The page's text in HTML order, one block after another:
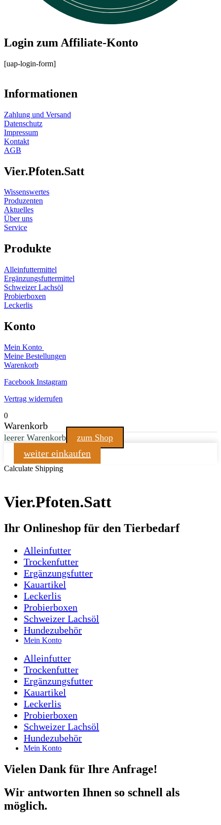
Login zum Affiliate-Konto
[uap-login-form]
Informationen
Zahlung und Versand
Datenschutz
Impressum
Kontakt
AGB
Vier.Pfoten.Satt
Wissenswertes
Produzenten
Aktuelles
Über uns
Service
Produkte
Alleinfuttermittel
Ergänzungsfuttermittel
Schweizer Lachsöl
Probierboxen
Leckerlis
Konto
Mein Konto
Meine Bestellungen
Warenkorb
Facebook Instagram
Vertrag widerrufen
0
Warenkorb
leerer Warenkorb zum Shop
weiter einkaufen
Calculate Shipping
Vier.Pfoten.Satt
Ihr Onlineshop für den Tierbedarf
Alleinfutter
Trockenfutter
Ergänzungsfutter
Kauartikel
Leckerlis
Probierboxen
Schweizer Lachsöl
Hundezubehör
Mein Konto
Alleinfutter
Trockenfutter
Ergänzungsfutter
Kauartikel
Leckerlis
Probierboxen
Schweizer Lachsöl
Hundezubehör
Mein Konto
Vielen Dank für Ihre Anfrage!
Wir antworten Ihnen so schnell als
möglich.